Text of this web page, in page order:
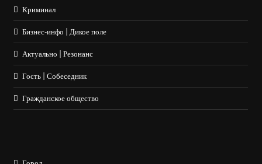
Криминал
Бизнес-инфо | Дикое поле
Актуально | Резонанс
Гость | Собеседник
Гражданское общество